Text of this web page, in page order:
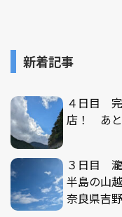
新着記事
４日目 完
店！ あと
３日目
半島の山
奈良県吉